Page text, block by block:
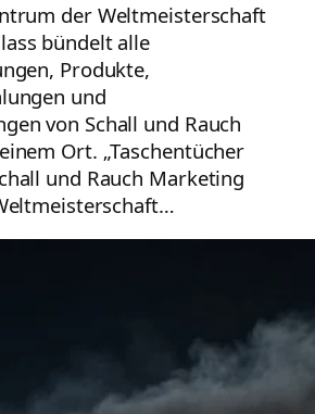
der Weltmeisterschaft
bündelt alle
Produkte,
und
von Schall und Rauch
Ort. „Taschentücher
und Rauch Marketing